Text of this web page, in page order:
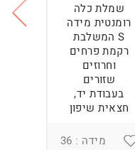
שמלת כלה
רומנטית מידה
S המשלבת
רקמת פרחים
וחרוזים
שזורים
בעבודת יד,
חצאית שיפון
מידה : 36